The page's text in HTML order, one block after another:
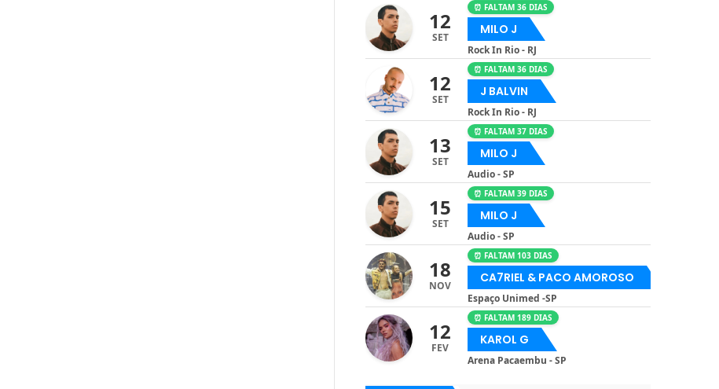
12
SET
⏰ FALTAM 36 DIAS
MILO J
Rock In Rio - RJ
12
SET
⏰ FALTAM 36 DIAS
J BALVIN
Rock In Rio - RJ
13
SET
⏰ FALTAM 37 DIAS
MILO J
Audio - SP
15
SET
⏰ FALTAM 39 DIAS
MILO J
Audio - SP
18
NOV
⏰ FALTAM 103 DIAS
CA7RIEL & PACO AMOROSO
Espaço Unimed -SP
12
FEV
⏰ FALTAM 189 DIAS
KAROL G
Arena Pacaembu - SP